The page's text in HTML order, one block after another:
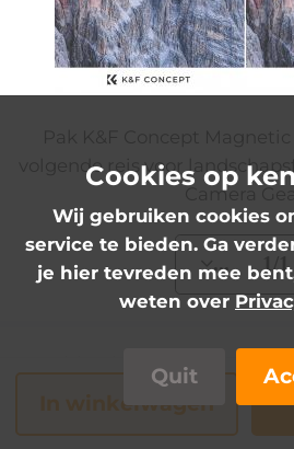
volgende reis voor
Camera Gear
... 1/1
In winkelwagen
Cookies op
Wij gebruiken cookies
service te bieden. Ga
je hier tevreden mee
weten over
Quit